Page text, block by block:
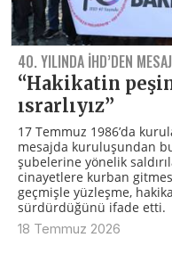
40. YILINDA İHD’DEN MESAJ
“Hakikatin
ısrarlıyız”
17 Temmuz 1986’da
mesajda kuruluşundan
şubelerine yönelik
cinayetlere kurban
geçmişle yüzleşme,
sürdürdüğünü ifade etti.
18 Temmuz 2026